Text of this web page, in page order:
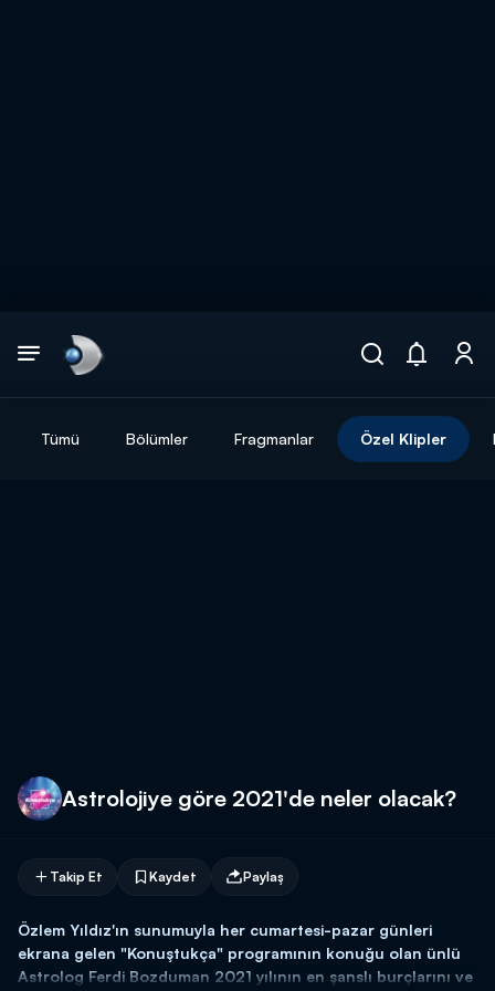
Tümü Bölümler Fragmanlar Özel Klipler
Astrolojiye göre 2021'de neler olacak?
Takip Et Kaydet Paylaş
Özlem Yıldız'ın sunumuyla her cumartesi-pazar günleri
ekrana gelen "Konuştukça" programının konuğu olan ünlü
Astrolog Ferdi Bozduman 2021 yılının en şanslı burçlarını ve